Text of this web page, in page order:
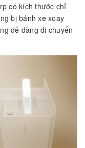
có kích thước chỉ
bị bánh xe xoay
dễ dàng di chuyển